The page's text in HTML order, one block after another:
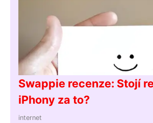
Swappie recenze: Stojí
iPhony za to?
internet